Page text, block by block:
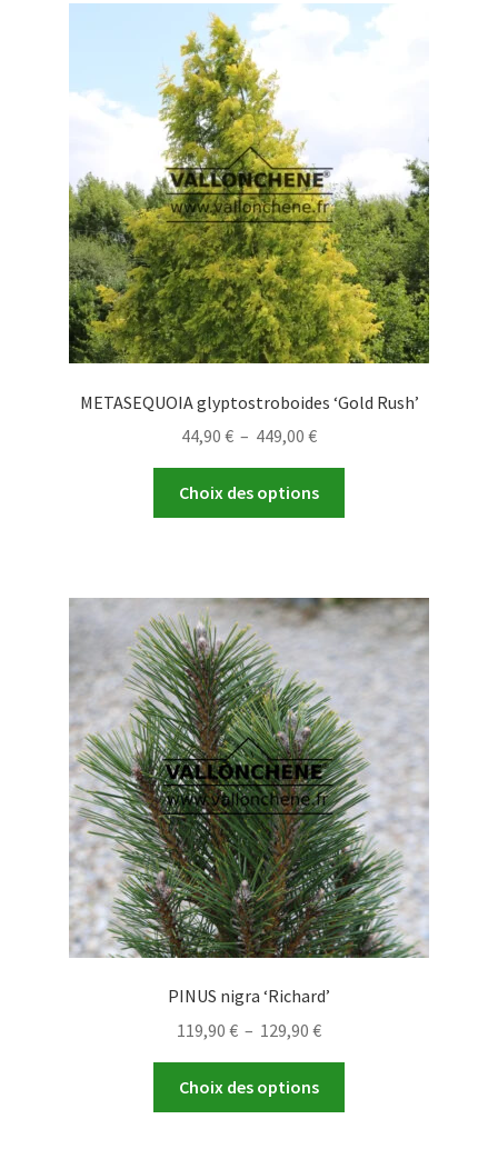
METASEQUOIA glyptostroboides ‘Gold Rush’
44,90 € – 449,00 €Plage
de
prix :
44,90 €
Choix des options
Les
options
choisies
sur
la
page
du
produit
PINUS nigra ‘Richard’
119,90 € – 129,90 €Plage
de
119,90 €
Choix des options